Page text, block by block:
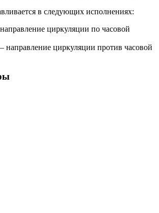
в следующих исполнениях:
циркуляции по часовой
циркуляции против часовой